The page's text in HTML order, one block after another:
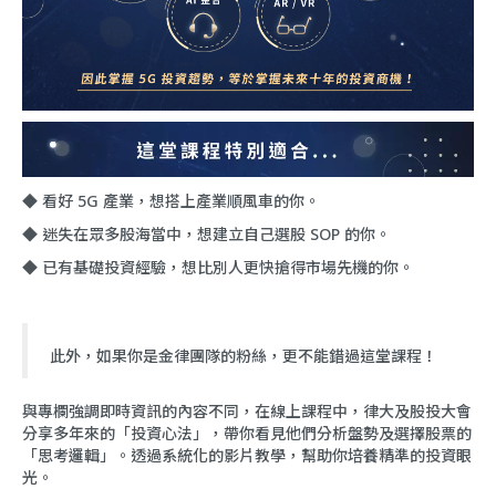
◆ 看好 5G 產業，想搭上產業順風車的你。
◆ 迷失在眾多股海當中，想建立自己選股 SOP 的你。
◆ 已有基礎投資經驗，想比別人更快搶得市場先機的你。
此外，如果你是金律團隊的粉絲，更不能錯過這堂課程！
與專欄強調即時資訊的內容不同，在線上課程中，律大及股投大會
分享多年來的「投資心法」，帶你看見他們分析盤勢及選擇股票的
「思考邏輯」。透過系統化的影片教學，幫助你培養精準的投資眼
光。